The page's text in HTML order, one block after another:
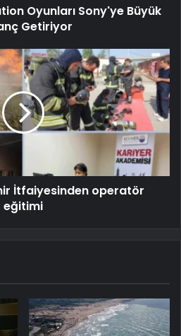
Oyunları Sony'ye Büyük
Getiriyor
İtfaiyesinden operatör
eğitimi